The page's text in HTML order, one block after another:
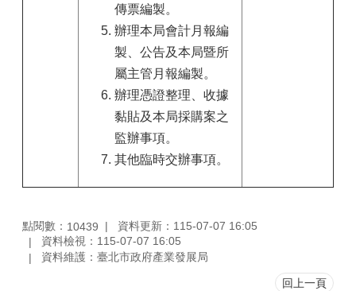
傳票編製。
辦理本局會計月報編
製、公告及本局暨所
屬主管月報編製。
辦理憑證整理、收據
黏貼及本局採購案之
監辦事項。
其他臨時交辦事項。
點閱數： 10439
資料更新：115-07-07 16:05
資料檢視：115-07-07 16:05
資料維護：臺北市政府產業發展局
回上一頁